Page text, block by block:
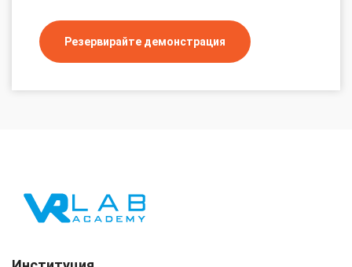
Резервирайте демонстрация